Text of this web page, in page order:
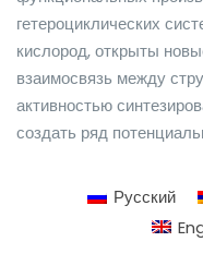
гетероциклических
кислород, открыты
взаимосвязь между
активностью
создать ряд
Русский